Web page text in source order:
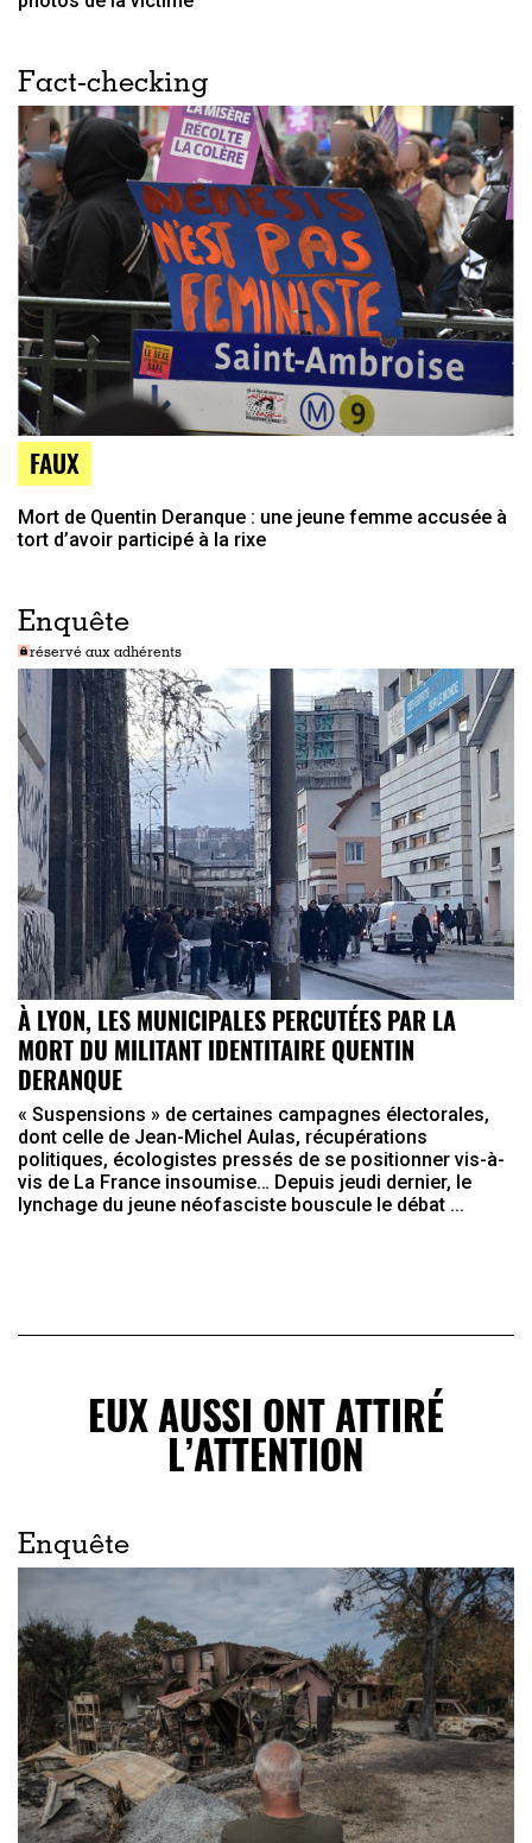
Fact-checking
FAUX
Mort de Quentin Deranque : une jeune femme accusée à
tort d’avoir participé à la rixe
Enquête
réservé aux adhérents
À LYON, LES MUNICIPALES PERCUTÉES PAR LA
MORT DU MILITANT IDENTITAIRE QUENTIN
DERANQUE
« Suspensions » de certaines campagnes électorales,
dont celle de Jean-Michel Aulas, récupérations
politiques, écologistes pressés de se positionner vis-à-
vis de La France insoumise… Depuis jeudi dernier, le
lynchage du jeune néofasciste bouscule le débat ...
EUX AUSSI ONT ATTIRÉ
L’ATTENTION
Enquête